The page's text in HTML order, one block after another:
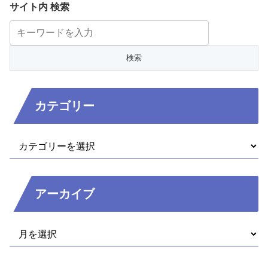
サイト内 検索
カテゴリー
アーカイブ